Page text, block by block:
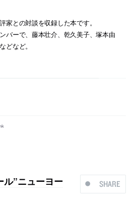
家との対談を収録した本です。
バーで、藤本壮介、乾久美子、塚本由
どなど。
SHARE
ル”ニューヨー